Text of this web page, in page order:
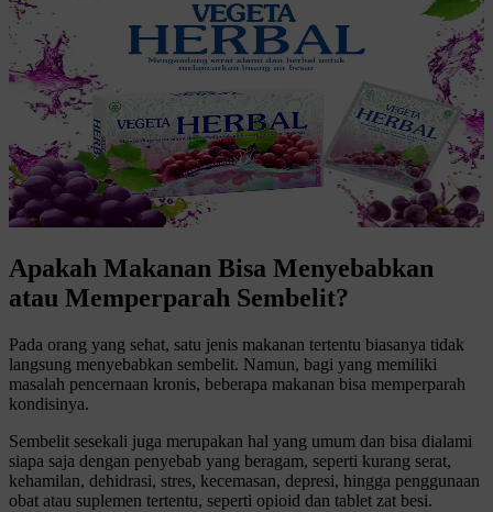
Apakah Makanan Bisa Menyebabkan
atau Memperparah Sembelit?
Pada orang yang sehat, satu jenis makanan tertentu biasanya tidak
langsung menyebabkan sembelit. Namun, bagi yang memiliki
masalah pencernaan kronis, beberapa makanan bisa memperparah
kondisinya.
Sembelit sesekali juga merupakan hal yang umum dan bisa dialami
siapa saja dengan penyebab yang beragam, seperti kurang serat,
kehamilan, dehidrasi, stres, kecemasan, depresi, hingga penggunaan
obat atau suplemen tertentu, seperti opioid dan tablet zat besi.